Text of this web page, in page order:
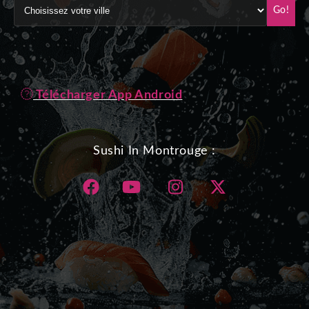
Go!
Télécharger App Android
Sushi In Montrouge :